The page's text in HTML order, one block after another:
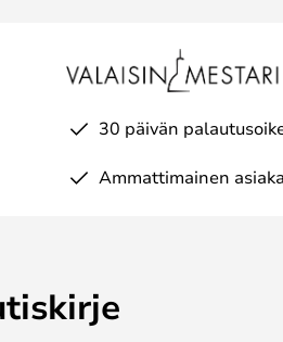
30 päivän
Ammattimainen